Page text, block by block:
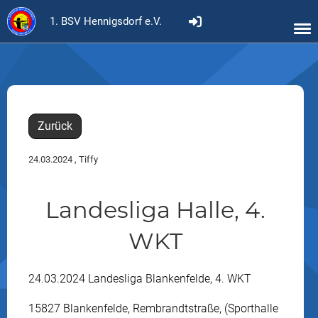
1. BSV Hennigsdorf e.V.
Zurück
24.03.2024 , Tiffy
Landesliga Halle, 4.
WKT
24.03.2024 Landesliga Blankenfelde, 4. WKT
15827 Blankenfelde, Rembrandtstraße, (Sporthalle